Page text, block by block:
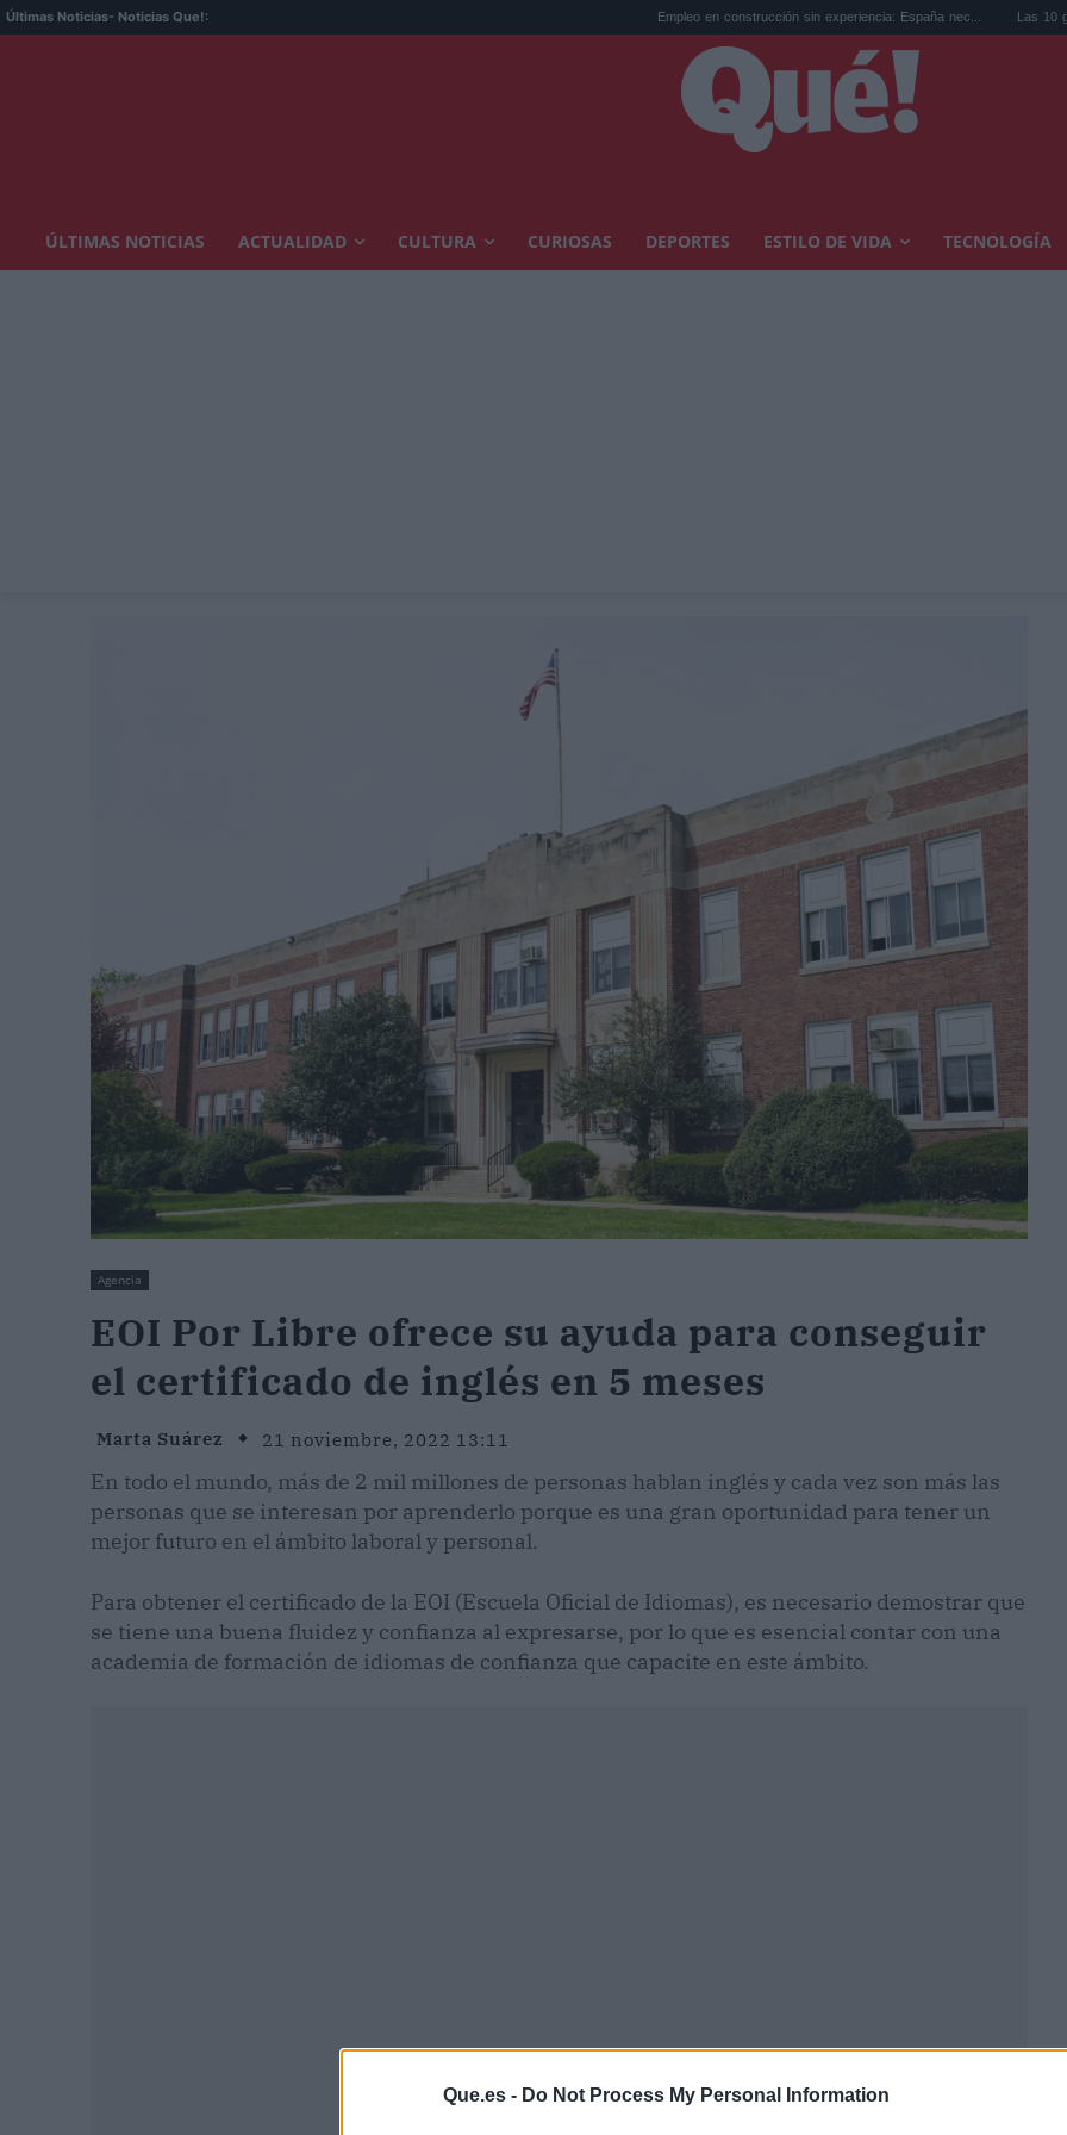
Que.es - Do Not Process My Personal Information
Últimas Noticias- Noticias Que!: Empleo en construcción sin experiencia: España nec... Las 10 gamers que
ÚLTIMAS NOTICIAS ACTUALIDAD CULTURA CURIOSAS DEPORTES ESTILO DE VIDA TECNOLOGÍA
Agencia
EOI Por Libre ofrece su ayuda para conseguir
el certificado de inglés en 5 meses
Marta Suárez 21 noviembre, 2022 13:11
En todo el mundo, más de 2 mil millones de personas hablan inglés y cada vez son más las
personas que se interesan por aprenderlo porque es una gran oportunidad para tener un
mejor futuro en el ámbito laboral y personal.
Para obtener el certificado de la EOI (Escuela Oficial de Idiomas), es necesario demostrar que
se tiene una buena fluidez y confianza al expresarse, por lo que es esencial contar con una
academia de formación de idiomas de confianza que capacite en este ámbito.